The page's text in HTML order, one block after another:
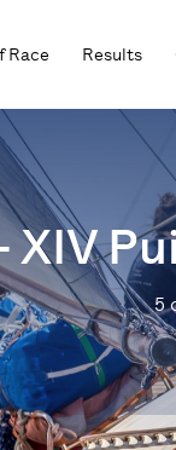
Race Results
5